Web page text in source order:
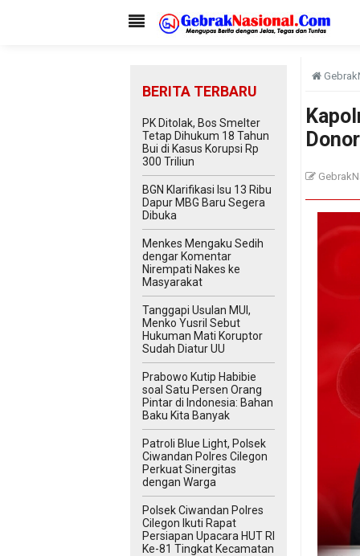
BERITA TERBARU
PK Ditolak, Bos Smelter
Tetap Dihukum 18 Tahun
Bui di Kasus Korupsi Rp
300 Triliun
BGN Klarifikasi Isu 13 Ribu
Dapur MBG Baru Segera
Dibuka
Menkes Mengaku Sedih
dengar Komentar
Nirempati Nakes ke
Masyarakat
Tanggapi Usulan MUI,
Menko Yusril Sebut
Hukuman Mati Koruptor
Sudah Diatur UU
Prabowo Kutip Habibie
soal Satu Persen Orang
Pintar di Indonesia: Bahan
Baku Kita Banyak
Patroli Blue Light, Polsek
Ciwandan Polres Cilegon
Perkuat Sinergitas
dengan Warga
Polsek Ciwandan Polres
Cilegon Ikuti Rapat
Persiapan Upacara HUT RI
Ke-81 Tingkat Kecamatan